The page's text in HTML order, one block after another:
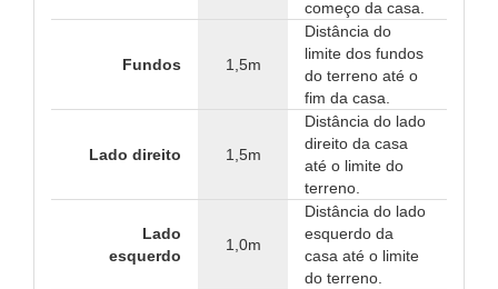
começo da casa.
Fundos 1,5m
Distância do
limite dos fundos
do terreno até o
fim da casa.
Lado direito 1,5m
Distância do lado
direito da casa
até o limite do
terreno.
Lado
esquerdo
1,0m
Distância do lado
esquerdo da
casa até o limite
do terreno.